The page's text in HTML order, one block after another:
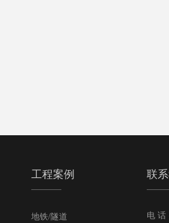
工程案例
地铁/隧道
联
电 话